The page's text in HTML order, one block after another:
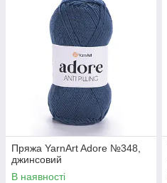
Пряжа YarnArt Adore №348,
джинсовий
В наявності